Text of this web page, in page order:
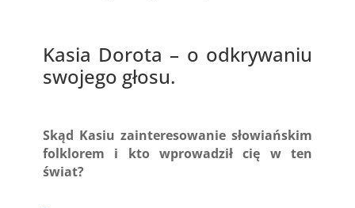
Kasia Dorota – o odkrywaniu
swojego głosu.
Skąd Kasiu zainteresowanie słowiańskim
folklorem i kto wprowadził cię w ten
świat?